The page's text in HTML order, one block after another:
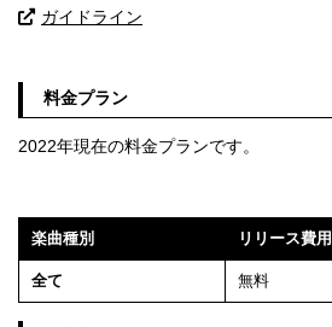
ガイドライン
料金プラン
2022年現在の料金プランです。
楽曲種別 リリース費用
全て 無料